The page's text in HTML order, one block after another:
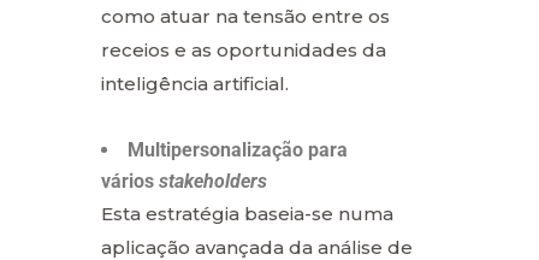
como atuar na tensão entre os
receios e as oportunidades da
inteligência artificial.
Multipersonalização para
vários stakeholders
Esta estratégia baseia-se numa
aplicação avançada da análise de